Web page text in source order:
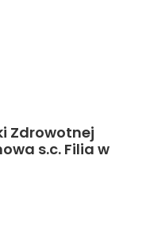
Zdrowotnej
s.c. Filia w